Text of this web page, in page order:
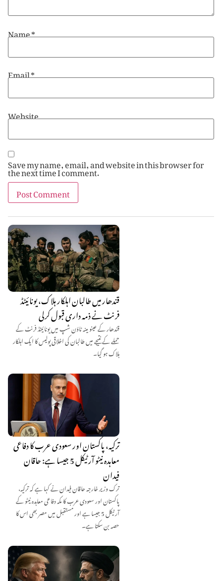
قندھار میں طالبان اہلکار ہلاک، یونائیٹڈ
فرنٹ نے ذمہ داری قبول کرلی
قندھار کے عینو مینہ ٹاؤن شپ میں یونائیٹڈ فرنٹ کے
حملے کے نتیجے میں طالبان کی اخلاقی پولیس کا ایک اہلکار
ہلاک ہو گیا۔
ترکیہ، پاکستان اور سعودی عرب کا دفاعی
معاہدہ نیٹو آرٹیکل 5 جیسا ہے: حاقان
فیدان
ترک وزیر خارجہ حاقان فیدان نے کہا ہے کہ ترکیہ،
پاکستان اور سعودی عرب کا مکہ دفاعی معاہدہ نیٹو کے
آرٹیکل 5 جیسا ہے اور مستقبل میں مصر بھی اس کا
حصہ بن سکتا ہے۔
Name*
Email*
Website
Save my name, email, and website in this browser for
the next time I comment.